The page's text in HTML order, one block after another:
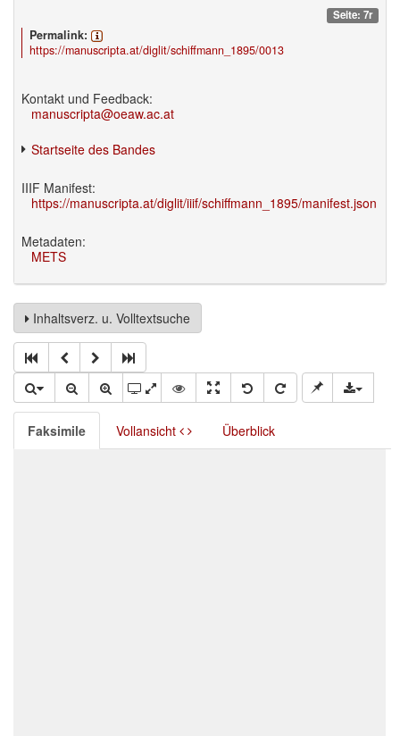
Seite: 7r
Permalink:
https://manuscripta.at/diglit/schiffmann_1895/0013
Kontakt und Feedback:
manuscripta@oeaw.ac.at
Startseite des Bandes
IIIF Manifest:
https://manuscripta.at/diglit/iiif/schiffmann_1895/manifest.json
Metadaten:
METS
Inhaltsverz. u. Volltextsuche
Faksimile Vollansicht Überblick